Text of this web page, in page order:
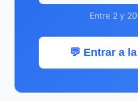
Entre 2 y
💬 Entrar a